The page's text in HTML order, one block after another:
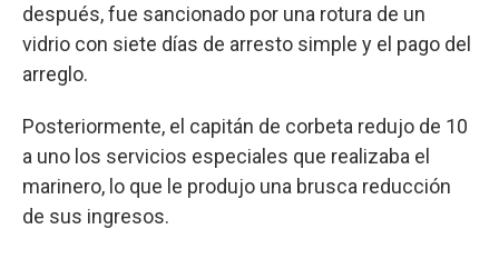
después, fue sancionado por una rotura de un
vidrio con siete días de arresto simple y el pago del
arreglo.
Posteriormente, el capitán de corbeta redujo de 10
a uno los servicios especiales que realizaba el
marinero, lo que le produjo una brusca reducción
de sus ingresos.